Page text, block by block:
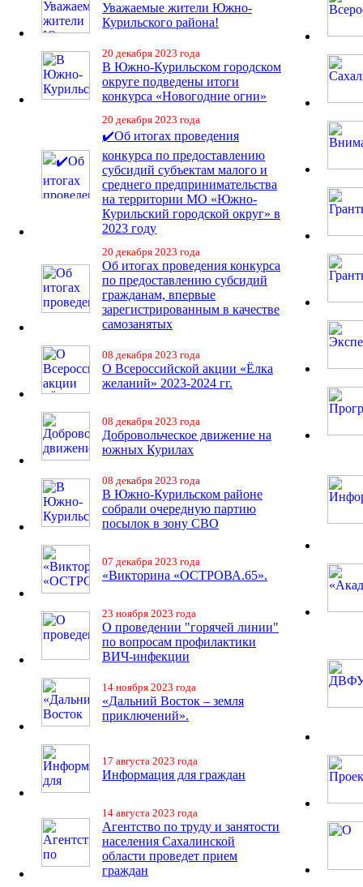
Уважаемые жители Южно-
Курильского района!
20 декабря 2023 года
В Южно-Курильском городском
округе подведены итоги
конкурса «Новогодние огни»
20 декабря 2023 года
✔️Об итогах проведения
конкурса по предоставлению
субсидий субъектам малого и
среднего предпринимательства
на территории МО «Южно-
Курильский городской округ» в
2023 году
20 декабря 2023 года
Об итогах проведения конкурса
по предоставлению субсидий
гражданам, впервые
зарегистрированным в качестве
самозанятых
08 декабря 2023 года
О Всероссийской акции «Ёлка
желаний» 2023-2024 гг.
08 декабря 2023 года
Добровольческое движение на
южных Курилах
08 декабря 2023 года
В Южно-Курильском районе
собрали очередную партию
посылок в зону СВО
07 декабря 2023 года
«Викторина «ОСТРОВА.65».
23 ноября 2023 года
О проведении "горячей линии"
по вопросам профилактики
ВИЧ-инфекции
14 ноября 2023 года
«Дальний Восток – земля
приключений».
17 августа 2023 года
Информация для граждан
14 августа 2023 года
Агентство по труду и занятости
населения Сахалинской
области проведет прием
граждан